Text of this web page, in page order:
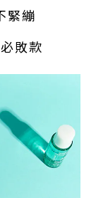
緊繃
敗款